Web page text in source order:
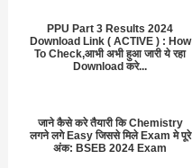
PPU Part 3 Results 2024
Download Link ( ACTIVE ) : How
To Check,आभी अभी हुआ जारी ये रहा
Download करे...
जाने कैसे करे तैयारी कि Chemistry
लगने लगे Easy जिससे मिले Exam मे पूरे
अंक: BSEB 2024 Exam